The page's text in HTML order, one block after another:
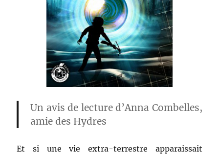
Un avis de lecture d’Anna Combelles,
amie des Hydres
Et si une vie extra-terrestre apparaissait